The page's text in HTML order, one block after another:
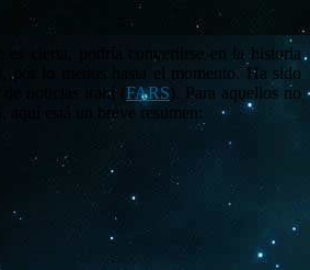
es cierta, podría convertirse en la historia
por lo menos hasta el momento. Ha sido
noticias iraní ( FARS ). Para aquellos no
aquí está un breve resumen: